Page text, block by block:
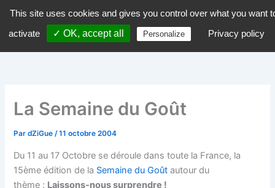
contenu
dZiGue
La Semaine du Goût
PardZiGue/11 octobre 2004
Du 11 au 17 Octobre se déroule dans toute la France, la
15ème édition de la Semaine du Goût autour du
thème : Laissons-nous surprendre !
This site uses cookies and gives you control over what you want
activate
✓ OK, accept all Personalize Privacy policy